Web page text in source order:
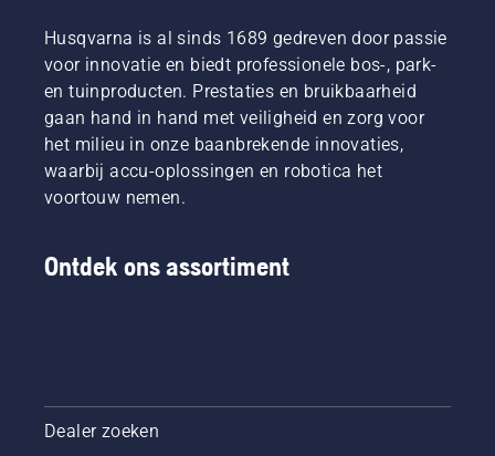
Husqvarna is al sinds 1689 gedreven door passie
voor innovatie en biedt professionele bos-, park-
en tuinproducten. Prestaties en bruikbaarheid
gaan hand in hand met veiligheid en zorg voor
het milieu in onze baanbrekende innovaties,
waarbij accu-oplossingen en robotica het
voortouw nemen.
Ontdek ons assortiment
Dealer zoeken